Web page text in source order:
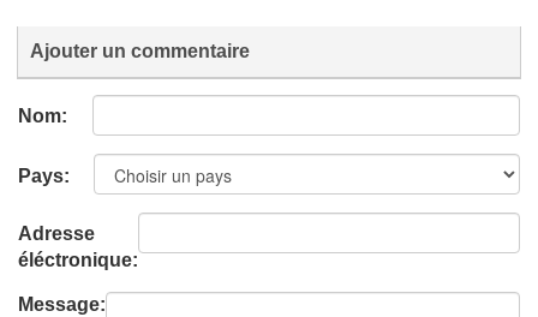
Ajouter un commentaire
Nom:
Pays:
Adresse
éléctronique:
Message: